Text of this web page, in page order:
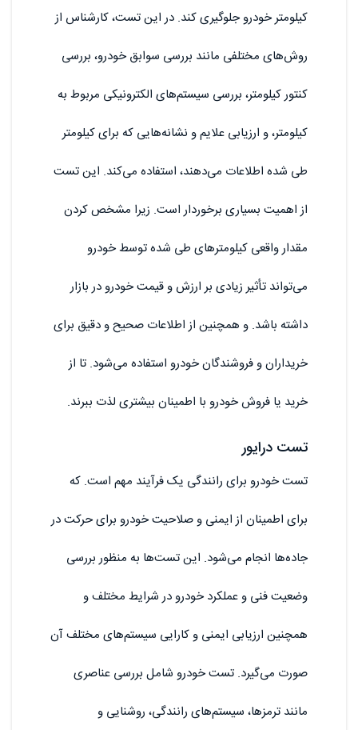
کیلومتر خودرو جلوگیری کند. در این تست، کارشناس از
روش‌های مختلفی مانند بررسی سوابق خودرو، بررسی
کنتور کیلومتر، بررسی سیستم‌های الکترونیکی مربوط به
کیلومتر، و ارزیابی علایم و نشانه‌هایی که برای کیلومتر
طی شده اطلاعات می‌دهند، استفاده می‌کند. این تست
از اهمیت بسیاری برخوردار است. زیرا مشخص کردن
مقدار واقعی کیلومترهای طی شده توسط خودرو
می‌تواند تأثیر زیادی بر ارزش و قیمت خودرو در بازار
داشته باشد. و همچنین از اطلاعات صحیح و دقیق برای
خریداران و فروشندگان خودرو استفاده می‌شود. تا از
خرید یا فروش خودرو با اطمینان بیشتری لذت ببرند.
تست درایور
تست خودرو برای رانندگی یک فرآیند مهم است. که
برای اطمینان از ایمنی و صلاحیت خودرو برای حرکت در
جاده‌ها انجام می‌شود. این تست‌ها به منظور بررسی
وضعیت فنی و عملکرد خودرو در شرایط مختلف و
همچنین ارزیابی ایمنی و کارایی سیستم‌های مختلف آن
صورت می‌گیرد. تست خودرو شامل بررسی عناصری
مانند ترمزها، سیستم‌های رانندگی، روشنایی و